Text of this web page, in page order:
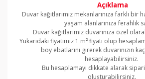
Açıklama
Duvar kağıtlarımız mekanlarınıza farklı bir
yaşam alanlarınıza ferahlık
Duvar kağıtlarımız duvarınıza özel
Yukarıdaki fiyatımız 1 m² fiyatı olup
boy ebatlarını girerek duvarınızın
hesaplayabilirsiniz.
Bu hesaplamayı dikkate alarak
oluşturabilirsiniz.